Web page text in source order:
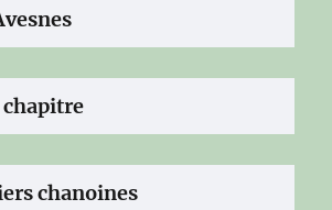
chanoines